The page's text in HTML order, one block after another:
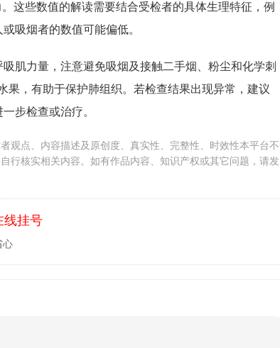
这些数值的解读需要结合受检者的具体生理特征，例
吸烟者的数值可能偏低。
肌力量，注意避免吸烟及接触二手烟、粉尘和化学刺
，有助于保护肺组织。若检查结果出现异常，建议
步检查或治疗。
观点、内容描述及原创度、真实性、完整性、时效性本平台不
行核实相关内容。如有作品内容、知识产权或其它问题，请发
线挂号
心